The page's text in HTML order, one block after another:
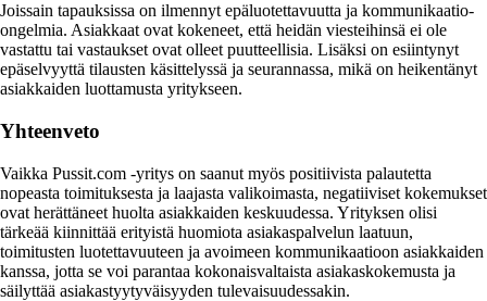
Joissain tapauksissa on ilmennyt epäluotettavuutta ja kommunikaatio-
ongelmia. Asiakkaat ovat kokeneet, että heidän viesteihinsä ei ole
vastattu tai vastaukset ovat olleet puutteellisia. Lisäksi on esiintynyt
epäselvyyttä tilausten käsittelyssä ja seurannassa, mikä on heikentänyt
asiakkaiden luottamusta yritykseen.
Yhteenveto
Vaikka Pussit.com -yritys on saanut myös positiivista palautetta
nopeasta toimituksesta ja laajasta valikoimasta, negatiiviset kokemukset
ovat herättäneet huolta asiakkaiden keskuudessa. Yrityksen olisi
tärkeää kiinnittää erityistä huomiota asiakaspalvelun laatuun,
toimitusten luotettavuuteen ja avoimeen kommunikaatioon asiakkaiden
kanssa, jotta se voi parantaa kokonaisvaltaista asiakaskokemusta ja
säilyttää asiakastyytyväisyyden tulevaisuudessakin.